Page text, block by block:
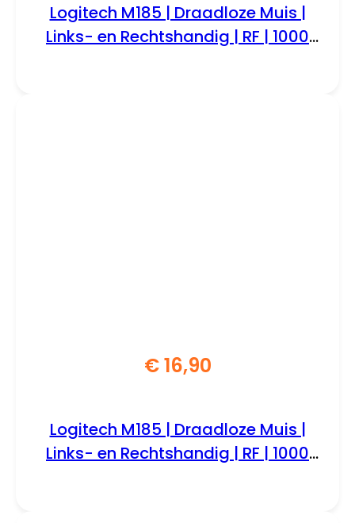
Logitech M185 | Draadloze Muis |
Links- en Rechtshandig | RF | 1000
€16,90
Logitech M185 | Draadloze Muis |
Links- en Rechtshandig | RF | 1000